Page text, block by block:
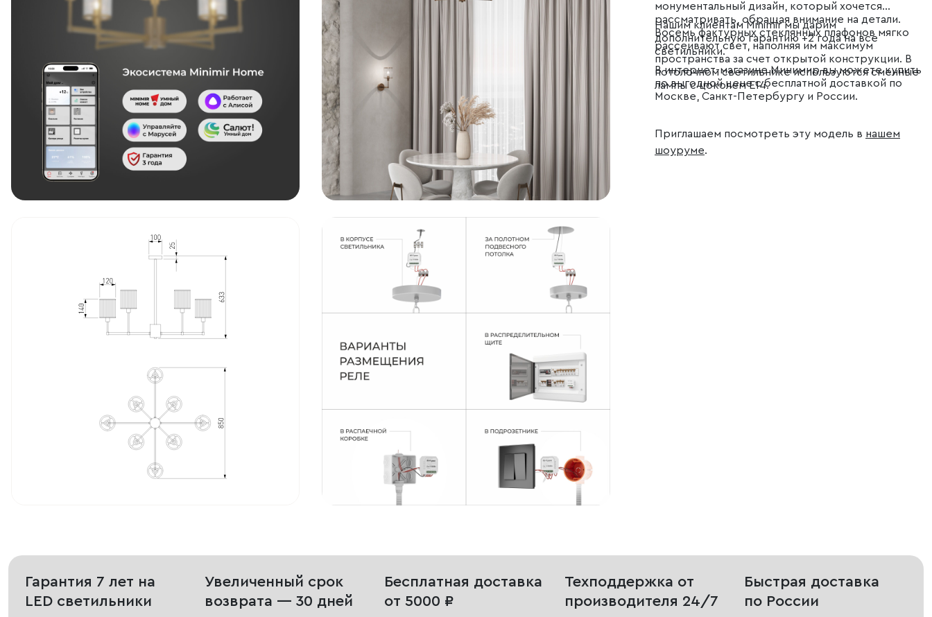
монументальный дизайн, который хочется
рассматривать, обращая внимание на детали.
Восемь фактурных стеклянных плафонов мягко
рассеивают свет, наполняя им максимум
пространства за счет открытой конструкции. В
потолочном светильнике используются сменные
лампы с цоколем E14.
Нашим клиентам Minimir мы дарим
дополнительную гарантию +2 года на все
светильники.
В интернет-магазине Минимир вы можете купить
по выгодной цене с бесплатной доставкой по
Москве, Санкт-Петербургу и России.
Приглашаем посмотреть эту модель в нашем
шоуруме.
Гарантия 7 лет на
LED светильники
Увеличенный срок
возврата — 30 дней
Бесплатная доставка
от 5000 ₽
Техподдержка от
производителя 24/7
Быстрая доставка
по России